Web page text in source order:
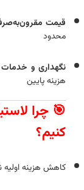
قیمت
محدود
نگهداری و
هزینه پایین
کنیم؟
کاهش هزینه